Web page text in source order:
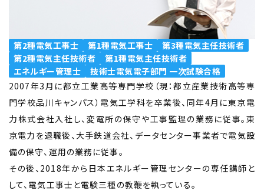
第2種電気工事士 第1種電気工事士
第3種電気主任技術者
第2種電気主任技術者
第1種電気主任技術者
エネルギー管理士
技術士電気電子部門 一次試験合格
2007年3月に都立工業高等専門学校（現：都立産業技術高等専
門学校品川キャンパス）電気工学科を卒業後、同年4月に東京電
力株式会社入社し、変電所の保守や工事監理の業務に従事。東
京電力を退職後、大手鉄道会社、データセンター事業者で電気設
備の保守、運用の業務に従事。
その後、2018年から日本エネルギー管理センターの専任講師と
して、電気工事士と電験三種の教鞭を執っている。